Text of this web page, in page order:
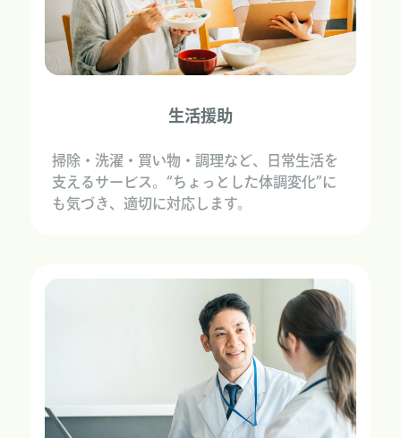
生活援助
掃除・洗濯・買い物・調理など、日常生活を
支えるサービス。“ちょっとした体調変化”に
も気づき、適切に対応します。